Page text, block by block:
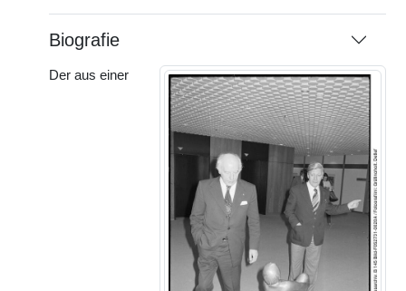
Biografie
Der aus einer